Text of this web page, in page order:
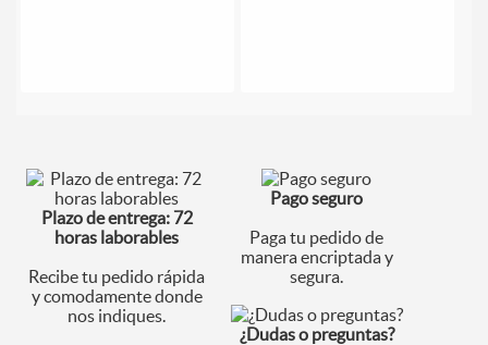
Plazo de entrega: 72
horas laborables
Recibe tu pedido rápida
y comodamente donde
nos indiques.
Pago seguro
Paga tu pedido de
manera encriptada y
segura.
¿Dudas o preguntas?